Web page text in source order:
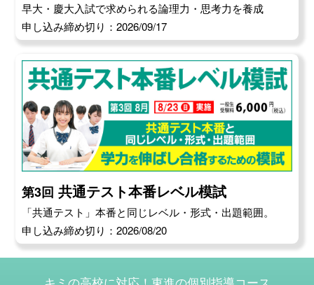
早大・慶大入試で求められる論理力・思考力を養成
申し込み締め切り：2026/09/17
第3回 共通テスト本番レベル模試
「共通テスト」本番と同じレベル・形式・出題範囲。
申し込み締め切り：2026/08/20